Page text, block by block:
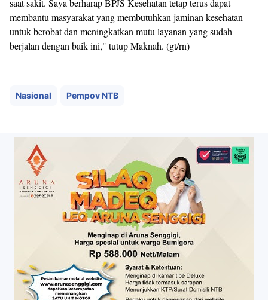
saat sakit. Saya berharap BPJS Kesehatan tetap terus dapat
membantu masyarakat yang membutuhkan jaminan kesehatan
untuk berobat dan meningkatkan mutu layanan yang sudah
berjalan dengan baik ini," tutup Maknah. (gt/rn)
Nasional Pempov NTB